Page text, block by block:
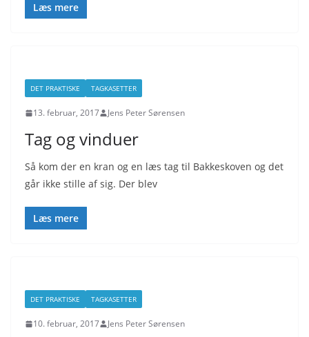
Læs mere
DET PRAKTISKE TAGKASETTER
13. februar, 2017 Jens Peter Sørensen
Tag og vinduer
Så kom der en kran og en læs tag til Bakkeskoven og det
går ikke stille af sig. Der blev
Læs mere
DET PRAKTISKE TAGKASETTER
10. februar, 2017 Jens Peter Sørensen